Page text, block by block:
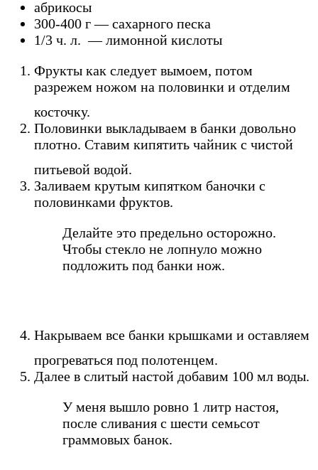
абрикосы
300-400 г — сахарного песка
1/3 ч. л. — лимонной кислоты
Фрукты как следует вымоем, потом
разрежем ножом на половинки и отделим
косточку.
Половинки выкладываем в банки довольно
плотно. Ставим кипятить чайник с чистой
питьевой водой.
Заливаем крутым кипятком баночки с
половинками фруктов.
Делайте это предельно осторожно.
Чтобы стекло не лопнуло можно
подложить под банки нож.
Накрываем все банки крышками и оставляем
прогреваться под полотенцем.
Далее в слитый настой добавим 100 мл воды.
У меня вышло ровно 1 литр настоя,
после сливания с шести семьсот
граммовых банок.